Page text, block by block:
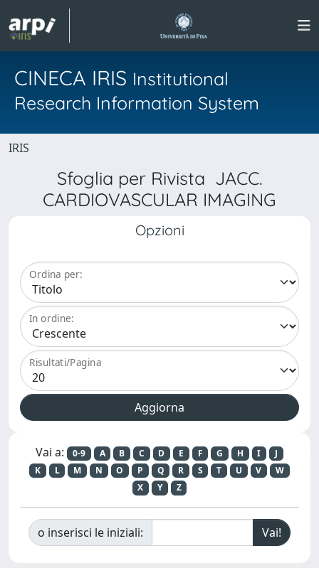
CINECA IRIS Institutional
Research Information System
IRIS
Sfoglia per Rivista JACC.
CARDIOVASCULAR IMAGING
Opzioni
Ordina per:
In ordine:
Risultati/Pagina
Vai a: 0-9 A B C D E F G H I
J
K
L M N O P Q R S T U V
W
X
Y Z
o inserisci le iniziali: